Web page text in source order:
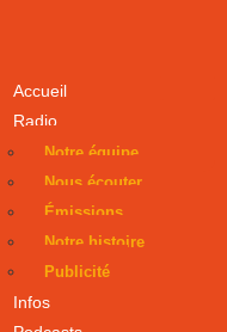
Accueil
Radio
Notre équipe
Nous écouter
Émissions
Notre histoire
Publicité
Infos